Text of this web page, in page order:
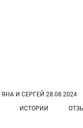
И СЕРГЕЙ 28.08.2024
ИСТОРИИ